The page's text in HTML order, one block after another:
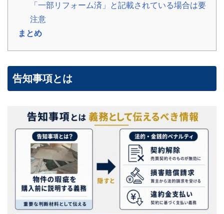
ュ
ー
く
る
ご
定・
買
取・
税
金・
共
有
持
分
し
「一部リフォーム済」と記載されている場合は要
注意
まとめ
告知事項とは